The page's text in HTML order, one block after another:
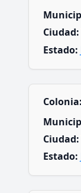
Ciudad:
Estado:
Colonia:
Ciudad:
Estado: